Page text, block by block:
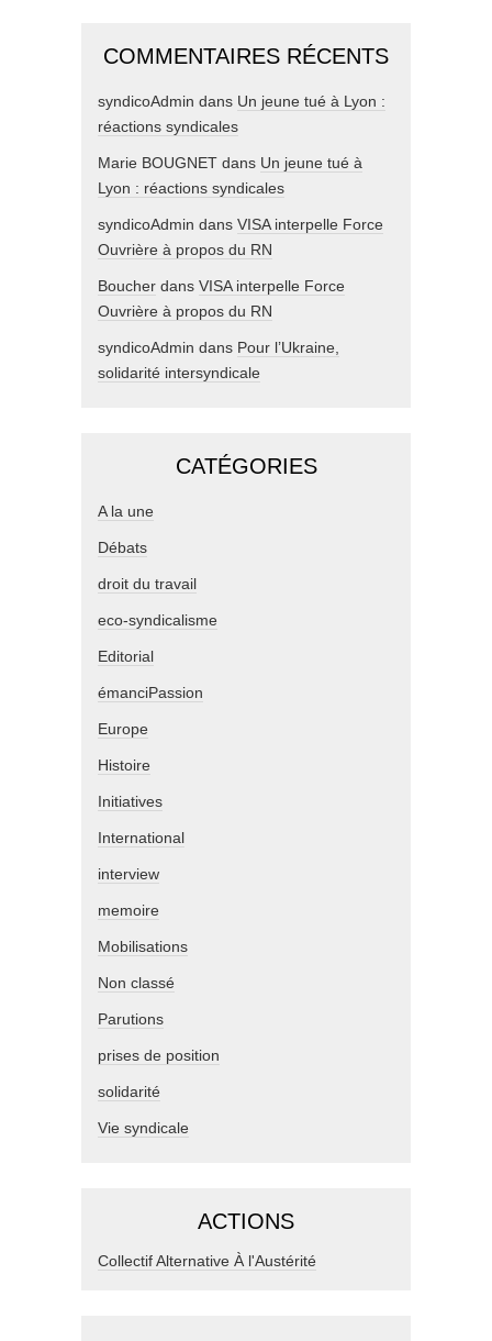
COMMENTAIRES RÉCENTS
syndicoAdmin dans Un jeune tué à Lyon :
réactions syndicales
Marie BOUGNET dans Un jeune tué à
Lyon : réactions syndicales
syndicoAdmin dans VISA interpelle Force
Ouvrière à propos du RN
Boucher dans VISA interpelle Force
Ouvrière à propos du RN
syndicoAdmin dans Pour l’Ukraine,
solidarité intersyndicale
CATÉGORIES
A la une
Débats
droit du travail
eco-syndicalisme
Editorial
émanciPassion
Europe
Histoire
Initiatives
International
interview
memoire
Mobilisations
Non classé
Parutions
prises de position
solidarité
Vie syndicale
ACTIONS
Collectif Alternative À l'Austérité